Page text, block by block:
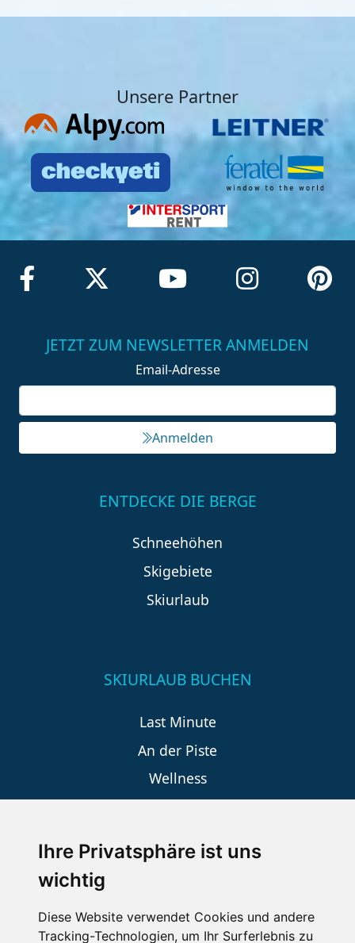
Ihre Privatsphäre ist uns
wichtig
Diese Website verwendet Cookies und andere
Tracking-Technologien, um Ihr Surferlebnis zu
Unsere Partner
JETZT ZUM NEWSLETTER ANMELDEN
Email-Adresse
Anmelden
ENTDECKE DIE BERGE
Schneehöhen
Skigebiete
Skiurlaub
SKIURLAUB BUCHEN
Last Minute
An der Piste
Wellness
SCHNEEHÖHEN SKI APP
Die Schneehoehen Ski APP für iOS und Android - Ein
Muss für alle Wintersportler und Schneefreaks!